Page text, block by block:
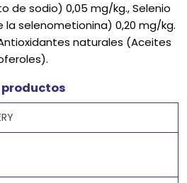
de sodio) 0,05 mg/kg., Selenio
la selenometionina) 0,20 mg/kg.
naturales (Aceites
productos